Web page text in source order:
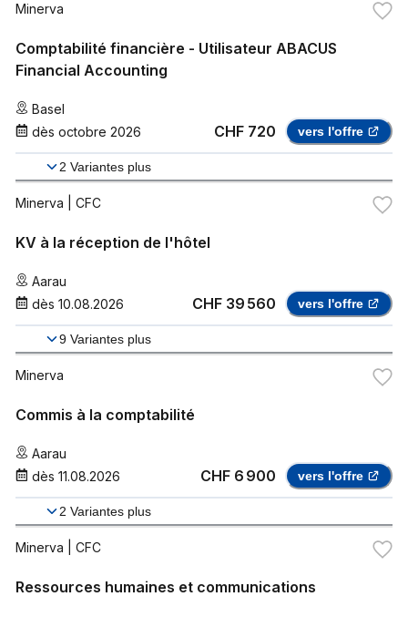
Minerva
Comptabilité financière - Utilisateur ABACUS
Financial Accounting
Basel
dès octobre 2026 CHF 720 vers l'offre
2 Variantes plus
Minerva | CFC
KV à la réception de l'hôtel
Aarau
dès 10.08.2026 CHF 39 560 vers l'offre
9 Variantes plus
Minerva
Commis à la comptabilité
Aarau
dès 11.08.2026 CHF 6 900 vers l'offre
2 Variantes plus
Minerva | CFC
Ressources humaines et communications